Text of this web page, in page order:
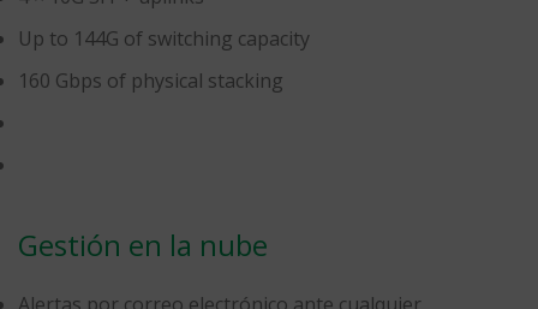
Up to 144G of switching capacity
160 Gbps of physical stacking
Gestión en la nube